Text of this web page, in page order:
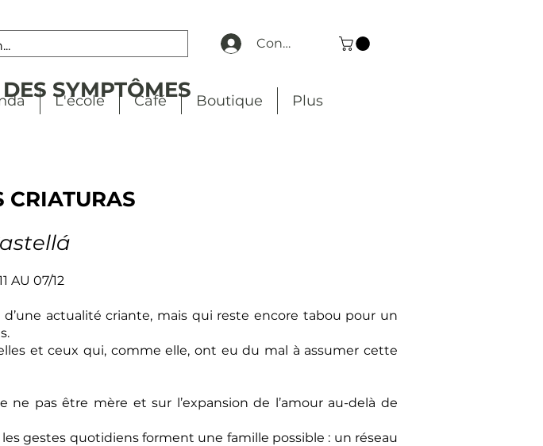
Connexion
L'école Café Boutique Plus
SYMPTÔMES
CRIATURAS
AU 07/12
actualité criante, mais qui reste encore tabou pour un
et ceux qui, comme elle, ont eu du mal à assumer cette
pas être mère et sur l’expansion de l’amour au-delà de
gestes quotidiens forment une famille possible : un réseau